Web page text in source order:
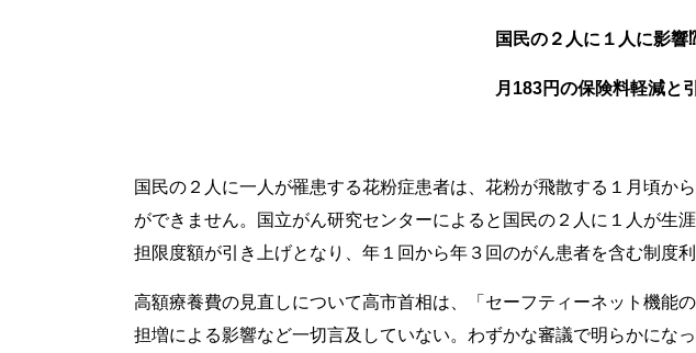
国民の２人に１人に影
月183円の保険料軽減と
国民の２人に一人が罹患する花粉症患者は、花粉が飛散する１月頃か
ができません。国立がん研究センターによると国民の２人に１人が生
担限度額が引き上げとなり、年１回から年３回のがん患者を含む制度
高額療養費の見直しについて高市首相は、「セーフティーネット機能
担増による影響など一切言及していない。わずかな審議で明らかにな